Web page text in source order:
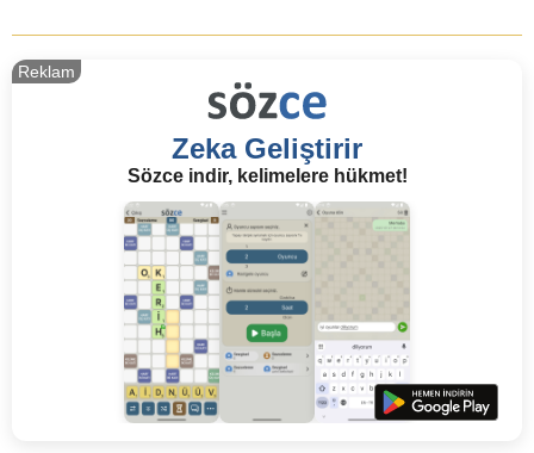
Zeka Geliştirir
Sözce indir, kelimelere hükmet!
Reklam